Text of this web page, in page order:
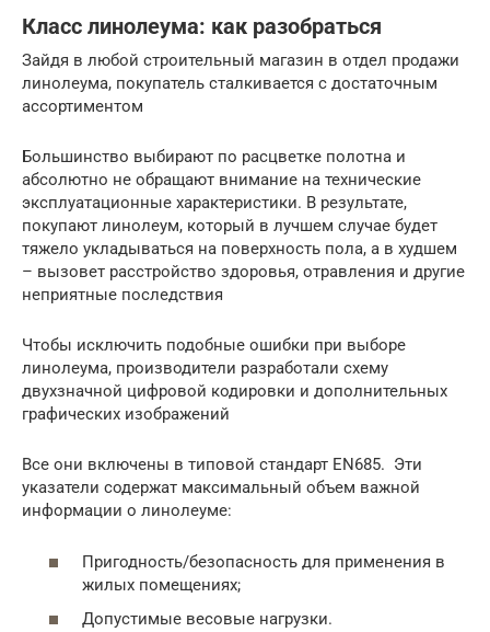
Класс линолеума: как разобраться
Зайдя в любой строительный магазин в отдел продажи
линолеума, покупатель сталкивается с достаточным
ассортиментом
Большинство выбирают по расцветке полотна и
абсолютно не обращают внимание на технические
эксплуатационные характеристики. В результате,
покупают линолеум, который в лучшем случае будет
тяжело укладываться на поверхность пола, а в худшем
– вызовет расстройство здоровья, отравления и другие
неприятные последствия
Чтобы исключить подобные ошибки при выборе
линолеума, производители разработали схему
двухзначной цифровой кодировки и дополнительных
графических изображений
Все они включены в типовой стандарт EN685. Эти
указатели содержат максимальный объем важной
информации о линолеуме:
Пригодность/безопасность для применения в
жилых помещениях;
Допустимые весовые нагрузки.